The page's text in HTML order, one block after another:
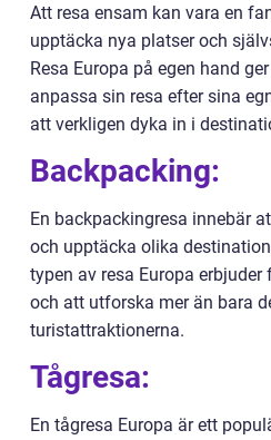
Att resa ensam kan vara en
upptäcka nya platser och
Resa Europa på egen hand
anpassa sin resa efter sina
att verkligen dyka in i
Backpacking:
En backpackingresa innebär
och upptäcka olika
typen av resa Europa
och att utforska mer än bara
turistattraktionerna.
Tågresa:
En tågresa Europa är ett